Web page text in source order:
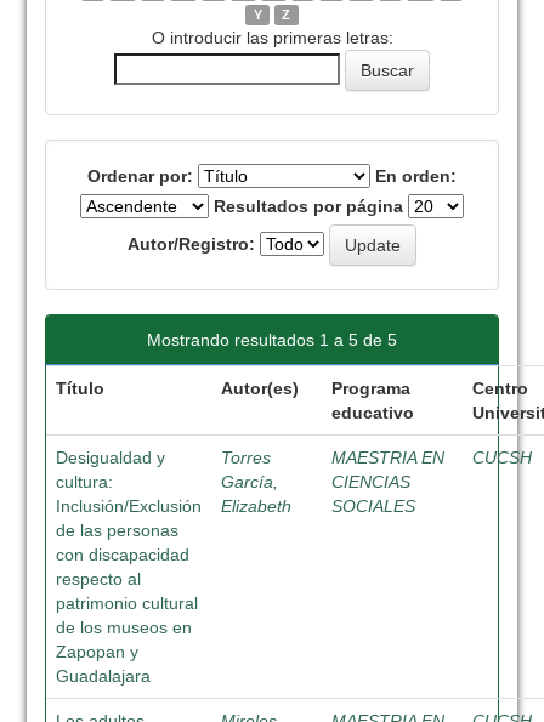
Y
Z
O introducir las primeras letras:
Ordenar por:
En orden:
Resultados por página
Autor/Registro:
Mostrando resultados 1 a 5 de 5
Título Autor(es)
Programa
educativo
Centro
Desigualdad y
cultura:
Inclusión/Exclusión
de las personas
con discapacidad
respecto al
patrimonio cultural
de los museos en
Zapopan y
Guadalajara
Torres
García,
Elizabeth
MAESTRIA EN
CIENCIAS
SOCIALES
CUCSH